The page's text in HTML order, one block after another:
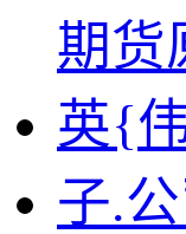
期货
英{
子.